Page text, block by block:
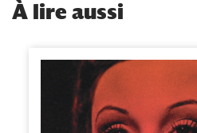
À lire aussi